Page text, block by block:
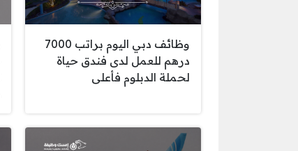
وظائف دبي اليوم براتب 7000
درهم للعمل لدى فندق حياة
لحملة الدبلوم فأعلى